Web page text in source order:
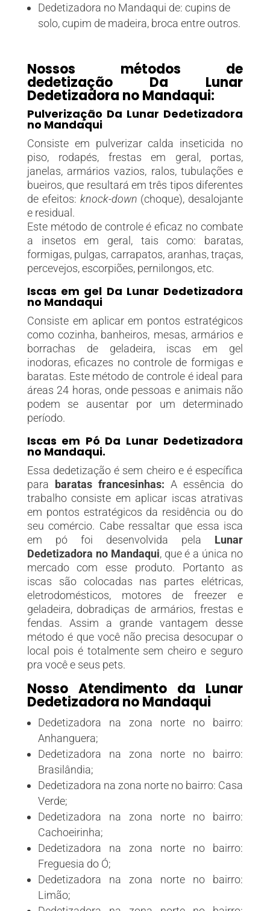
Dedetizadora no Mandaqui de: cupins de
solo, cupim de madeira, broca entre outros.
Nossos métodos de
dedetização Da Lunar
Dedetizadora no Mandaqui:
Pulverização Da Lunar Dedetizadora
no Mandaqui
Consiste em pulverizar calda inseticida no
piso, rodapés, frestas em geral, portas,
janelas, armários vazios, ralos, tubulações e
bueiros, que resultará em três tipos diferentes
de efeitos: knock-down (choque), desalojante
e residual.
Este método de controle é eficaz no combate
a insetos em geral, tais como: baratas,
formigas, pulgas, carrapatos, aranhas, traças,
percevejos, escorpiões, pernilongos, etc.
Iscas em gel Da Lunar Dedetizadora
no Mandaqui
Consiste em aplicar em pontos estratégicos
como cozinha, banheiros, mesas, armários e
borrachas de geladeira, iscas em gel
inodoras, eficazes no controle de formigas e
baratas. Este método de controle é ideal para
áreas 24 horas, onde pessoas e animais não
podem se ausentar por um determinado
período.
Iscas em Pó Da Lunar Dedetizadora
no Mandaqui.
Essa dedetização é sem cheiro e é específica
para
baratas francesinhas: A essência do
trabalho consiste em aplicar iscas atrativas
em pontos estratégicos da residência ou do
seu comércio. Cabe ressaltar que essa isca
em pó foi desenvolvida pela Lunar
Dedetizadora no Mandaqui, que é a única no
mercado com esse produto. Portanto as
iscas são colocadas nas partes elétricas,
eletrodomésticos, motores de freezer e
geladeira, dobradiças de armários, frestas e
fendas. Assim a grande vantagem desse
método é que você não precisa desocupar o
local pois é totalmente sem cheiro e seguro
pra você e seus pets.
Nosso Atendimento da Lunar
Dedetizadora no Mandaqui
Dedetizadora na zona norte no bairro:
Anhanguera;
Dedetizadora na zona norte no bairro:
Brasilândia;
Dedetizadora na zona norte no bairro: Casa
Verde;
Dedetizadora na zona norte no bairro:
Cachoeirinha;
Dedetizadora na zona norte no bairro:
Freguesia do Ó;
Dedetizadora na zona norte no bairro:
Limão;